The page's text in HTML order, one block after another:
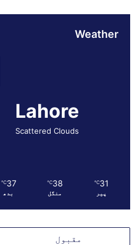
ے
و
Weather
Lahore
Scattered Clouds
31
℃
پیر
38
℃
منگل
37
℃
بدھ
مقبول